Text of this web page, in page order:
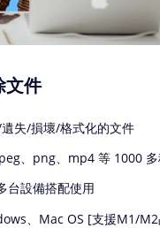
文件
失/損壞/格式化的文件
、png、mp4 等 1000 多
台設備搭配使用
、Mac OS [支援M1/